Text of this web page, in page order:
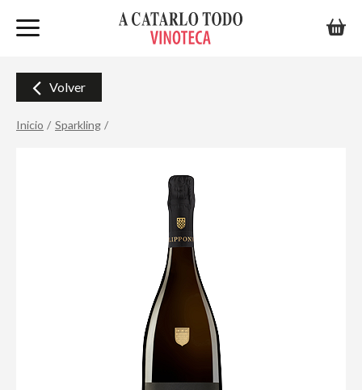
Inicio Sparkling
Volver